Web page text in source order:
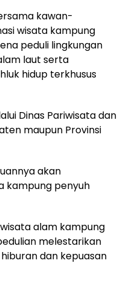
kawan-
wisata kampung
peduli lingkungan
laut serta
hidup terkhusus
Dinas Pariwisata dan
maupun Provinsi
akan
kampung penyuh
alam kampung
melestarikan
dan kepuasan